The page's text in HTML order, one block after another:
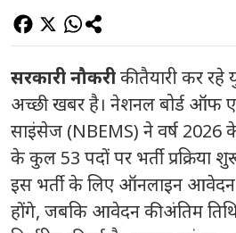
सरकारी नौकरीकी तैयारी कर
अच्छी खबर है। नेशनल बोर्ड ऑफ
साइंसेज (NBEMS) ने वर्ष 2026
के कुल 53 पदों पर भर्ती प्रक्रिया
इस भर्ती के लिए ऑनलाइन
होंगे, जबकि आवेदन की अंतिम